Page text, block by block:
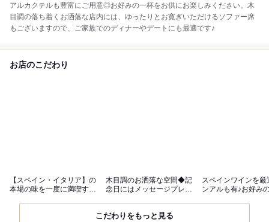
アルカクテルも豊富にご用意◎お好みの一杯をお供にお楽しみください。木
目調の落ち着くお洒落な店内には、ゆったりとお寛ぎいただけるソファー席
もございますので、ご家族でのディナーやデートにも最適です♪
お店のこだわり
【スペイン・イタリア】の
本場の味を一度に満喫する
木目調のお洒落な空間◆記
念日にはメッセージプレー
スペインワインを
ンアルも有♪お好み
こだわりをもっと見る